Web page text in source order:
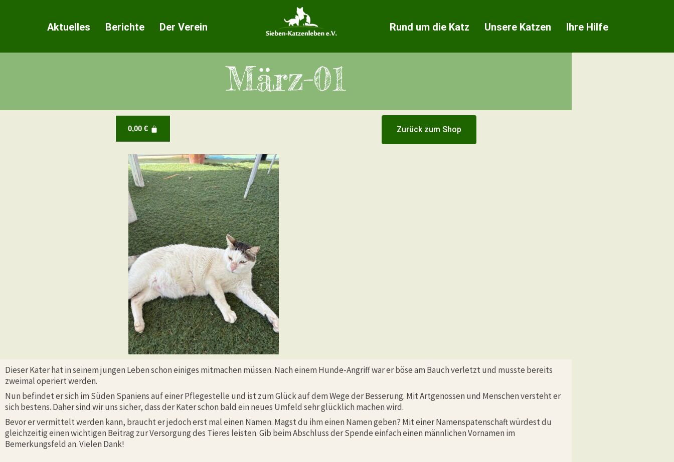
Aktuelles Berichte Der Verein Rund um die Katz Unsere Katzen Ihre Hilfe
März-01
0,00€ Zurück zum Shop
Dieser Kater hat in seinem jungen Leben schon einiges mitmachen müssen. Nach einem Hunde-Angriff war er böse am Bauch verletzt und musste bereits
zweimal operiert werden.
Nun befindet er sich im Süden Spaniens auf einer Pflegestelle und ist zum Glück auf dem Wege der Besserung. Mit Artgenossen und Menschen versteht er
sich bestens. Daher sind wir uns sicher, dass der Kater schon bald ein neues Umfeld sehr glücklich machen wird.
Bevor er vermittelt werden kann, braucht er jedoch erst mal einen Namen. Magst du ihm einen Namen geben? Mit einer Namenspatenschaft würdest du
gleichzeitig einen wichtigen Beitrag zur Versorgung des Tieres leisten. Gib beim Abschluss der Spende einfach einen männlichen Vornamen im
Bemerkungsfeld an. Vielen Dank!